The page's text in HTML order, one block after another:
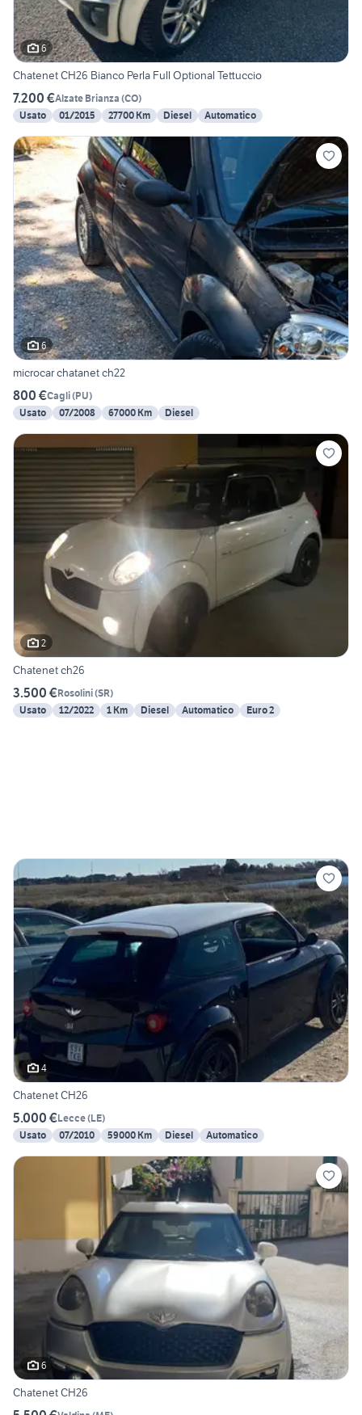
6
Chatenet CH26 Bianco Perla Full Optional Tettuccio
7.200 €Alzate Brianza (CO)
Usato
01/2015 27700 Km Diesel Automatico
6
microcar chatanet ch22
800 €Cagli(PU)
Usato
07/2008 67000 Km Diesel
2
Chatenet ch26
3.500 €Rosolini(SR)
Usato
12/2022 1 Km Diesel Automatico Euro 2
4
Chatenet CH26
5.000 €Lecce(LE)
Usato
07/2010 59000 Km Diesel Automatico
6
Chatenet CH26